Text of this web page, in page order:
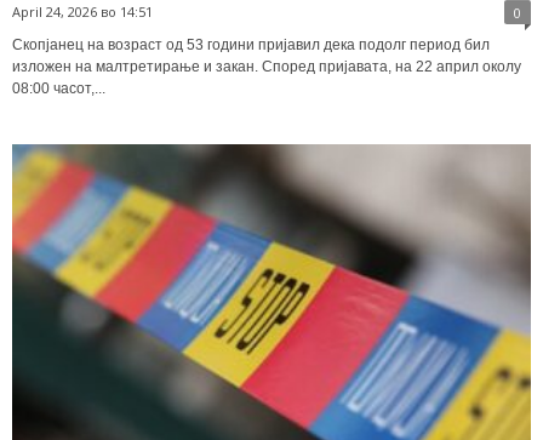
April 24, 2026 во 14:51 0
Скопјанец на возраст од 53 години пријавил дека подолг период бил
изложен на малтретирање и закан. Според пријавата, на 22 април околу
08:00 часот,...